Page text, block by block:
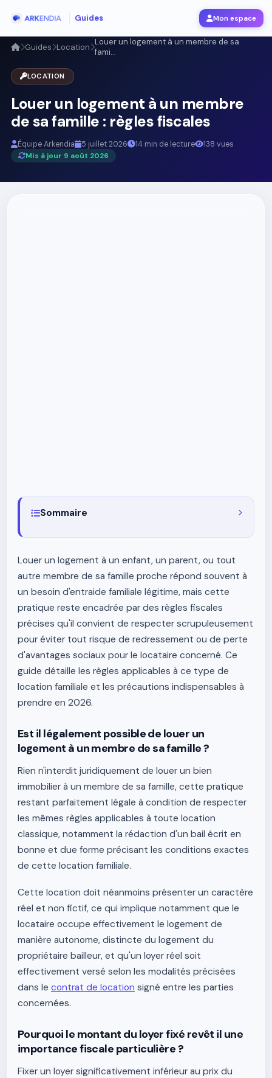
Guides Mon espace
Guides Location Louer un logement à un membre de sa
fami...
LOCATION
Louer un logement à un membre
de sa famille : règles fiscales
Équipe Arkendia 5 juillet 2026 14 min de lecture
138 vues
Mis à jour 9 août 2026
Sommaire
Louer un logement à un enfant, un parent, ou tout
autre membre de sa famille proche répond souvent à
un besoin d'entraide familiale légitime, mais cette
pratique reste encadrée par des règles fiscales
précises qu'il convient de respecter scrupuleusement
pour éviter tout risque de redressement ou de perte
d'avantages sociaux pour le locataire concerné. Ce
guide détaille les règles applicables à ce type de
location familiale et les précautions indispensables à
prendre en 2026.
Est il légalement possible de louer un
logement à un membre de sa famille ?
Rien n'interdit juridiquement de louer un bien
immobilier à un membre de sa famille, cette pratique
restant parfaitement légale à condition de respecter
les mêmes règles applicables à toute location
classique, notamment la rédaction d'un bail écrit en
bonne et due forme précisant les conditions exactes
de cette location familiale.
Cette location doit néanmoins présenter un caractère
réel et non fictif, ce qui implique notamment que le
locataire occupe effectivement le logement de
manière autonome, distincte du logement du
propriétaire bailleur, et qu'un loyer réel soit
effectivement versé selon les modalités précisées
dans le contrat de location signé entre les parties
concernées.
Pourquoi le montant du loyer fixé revêt il une
importance fiscale particulière ?
Fixer un loyer significativement inférieur au prix du